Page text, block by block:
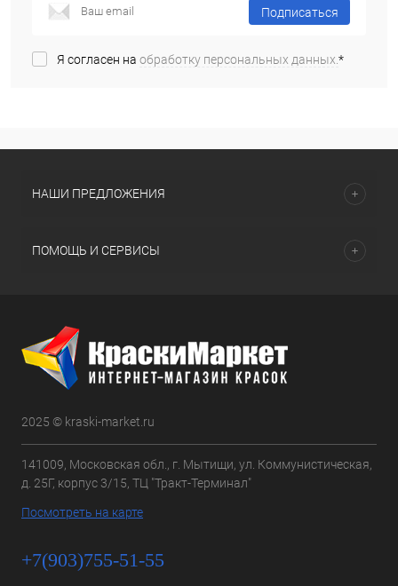
Подписаться
Я согласен на обработку персональных данных.*
НАШИ ПРЕДЛОЖЕНИЯ
ПОМОЩЬ И СЕРВИСЫ
2025 © kraski-market.ru
141009, Московская обл., г. Мытищи, ул. Коммунистическая,
д. 25Г, корпус 3/15, ТЦ "Тракт-Терминал"
Посмотреть на карте
+7(903)755-51-55